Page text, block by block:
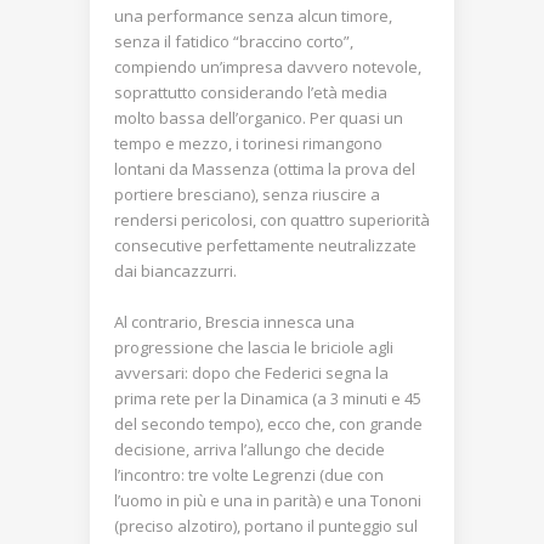
una performance senza alcun timore,
senza il fatidico “braccino corto”,
compiendo un’impresa davvero notevole,
soprattutto considerando l’età media
molto bassa dell’organico. Per quasi un
tempo e mezzo, i torinesi rimangono
lontani da Massenza (ottima la prova del
portiere bresciano), senza riuscire a
rendersi pericolosi, con quattro superiorità
consecutive perfettamente neutralizzate
dai biancazzurri.
Al contrario, Brescia innesca una
progressione che lascia le briciole agli
avversari: dopo che Federici segna la
prima rete per la Dinamica (a 3 minuti e 45
del secondo tempo), ecco che, con grande
decisione, arriva l’allungo che decide
l’incontro: tre volte Legrenzi (due con
l’uomo in più e una in parità) e una Tononi
(preciso alzotiro), portano il punteggio sul